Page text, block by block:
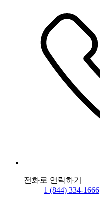
전화로 연락하기
1 (844) 334-1666